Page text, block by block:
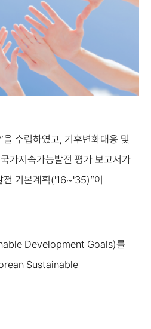
수립하였고, 기후변화대응 및
가지속가능발전 평가 보고서가
기본계획('16~'35)”이
Development Goals)를
Sustainable